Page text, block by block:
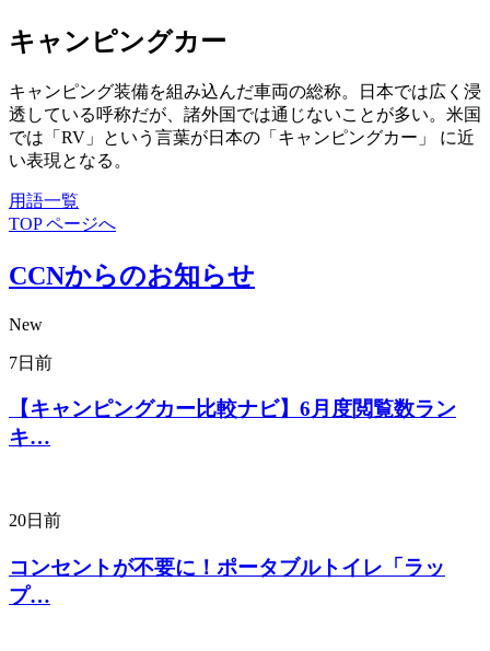
キャンピングカー
キャンピング装備を組み込んだ車両の総称。日本では広く浸
透している呼称だが、諸外国では通じないことが多い。米国
では「RV」という言葉が日本の「キャンピングカー」 に近
い表現となる。
用語一覧
TOP ページへ
CCNからのお知らせ
New
7日前
【キャンピングカー比較ナビ】6月度閲覧数ラン
キ…
20日前
コンセントが不要に！ポータブルトイレ「ラッ
プ…